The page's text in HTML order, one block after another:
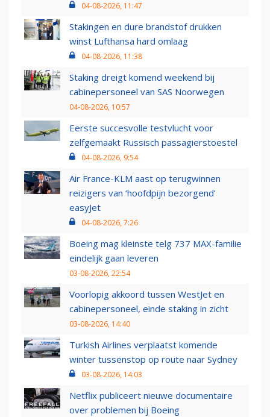
04-08-2026, 11:47
Stakingen en dure brandstof drukken
winst Lufthansa hard omlaag
04-08-2026, 11:38
Staking dreigt komend weekend bij
cabinepersoneel van SAS Noorwegen
04-08-2026, 10:57
Eerste succesvolle testvlucht voor
zelfgemaakt Russisch passagierstoestel
04-08-2026, 9:54
Air France-KLM aast op terugwinnen
reizigers van ‘hoofdpijn bezorgend’
easyJet
04-08-2026, 7:26
Boeing mag kleinste telg 737 MAX-familie
eindelijk gaan leveren
03-08-2026, 22:54
Voorlopig akkoord tussen WestJet en
cabinepersoneel, einde staking in zicht
03-08-2026, 14:40
Turkish Airlines verplaatst komende
winter tussenstop op route naar Sydney
03-08-2026, 14:03
Netflix publiceert nieuwe documentaire
over problemen bij Boeing